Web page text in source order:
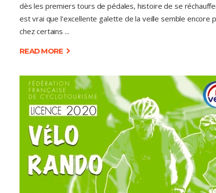
dès les premiers tours de pédales, histoire de se
est vrai que l’excellente galette de la veille semble encore
chez certains
READ MORE